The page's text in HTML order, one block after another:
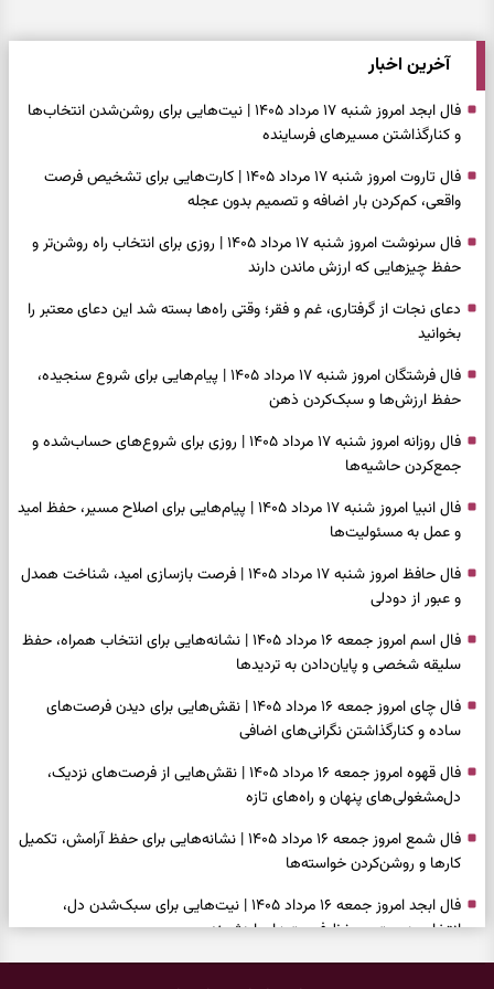
آخرین اخبار
فال ابجد امروز شنبه ۱۷ مرداد ۱۴۰۵ | نیت‌هایی برای روشن‌شدن انتخاب‌ها
و کنارگذاشتن مسیرهای فرساینده
فال تاروت امروز شنبه ۱۷ مرداد ۱۴۰۵ | کارت‌هایی برای تشخیص فرصت
واقعی، کم‌کردن بار اضافه و تصمیم بدون عجله
فال سرنوشت امروز شنبه ۱۷ مرداد ۱۴۰۵ | روزی برای انتخاب راه روشن‌تر و
حفظ چیزهایی که ارزش ماندن دارند
دعای نجات از گرفتاری، غم و فقر؛ وقتی راه‌ها بسته شد این دعای معتبر را
بخوانید
فال فرشتگان امروز شنبه ۱۷ مرداد ۱۴۰۵ | پیام‌هایی برای شروع سنجیده،
حفظ ارزش‌ها و سبک‌کردن ذهن
فال روزانه امروز شنبه ۱۷ مرداد ۱۴۰۵ | روزی برای شروع‌های حساب‌شده و
جمع‌کردن حاشیه‌ها
فال انبیا امروز شنبه ۱۷ مرداد ۱۴۰۵ | پیام‌هایی برای اصلاح مسیر، حفظ امید
و عمل به مسئولیت‌ها
فال حافظ امروز شنبه ۱۷ مرداد ۱۴۰۵ | فرصت بازسازی امید، شناخت همدل
و عبور از دودلی
فال اسم امروز جمعه ۱۶ مرداد ۱۴۰۵ | نشانه‌هایی برای انتخاب همراه، حفظ
سلیقه شخصی و پایان‌دادن به تردیدها
فال چای امروز جمعه ۱۶ مرداد ۱۴۰۵ | نقش‌هایی برای دیدن فرصت‌های
ساده و کنارگذاشتن نگرانی‌های اضافی
فال قهوه امروز جمعه ۱۶ مرداد ۱۴۰۵ | نقش‌هایی از فرصت‌های نزدیک،
دل‌مشغولی‌های پنهان و راه‌های تازه
فال شمع امروز جمعه ۱۶ مرداد ۱۴۰۵ | نشانه‌هایی برای حفظ آرامش، تکمیل
کارها و روشن‌کردن خواسته‌ها
فال ابجد امروز جمعه ۱۶ مرداد ۱۴۰۵ | نیت‌هایی برای سبک‌شدن دل،
انتخاب درست و حفظ فرصت‌های ارزشمند